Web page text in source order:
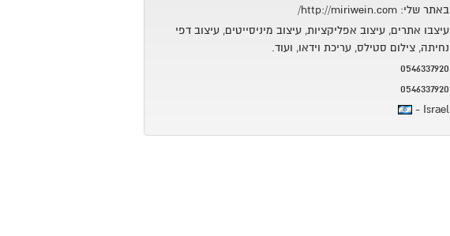
באתר שלי: http://miriwein.com/
עיצבו אתרים, עיצוב אפליקציות, עיצוב מיניסייטים, עיצוב דפי
נחיתה, צילום סטילס, עריכת וידאו, ועוד.
0546337920
0546337920
Israel -